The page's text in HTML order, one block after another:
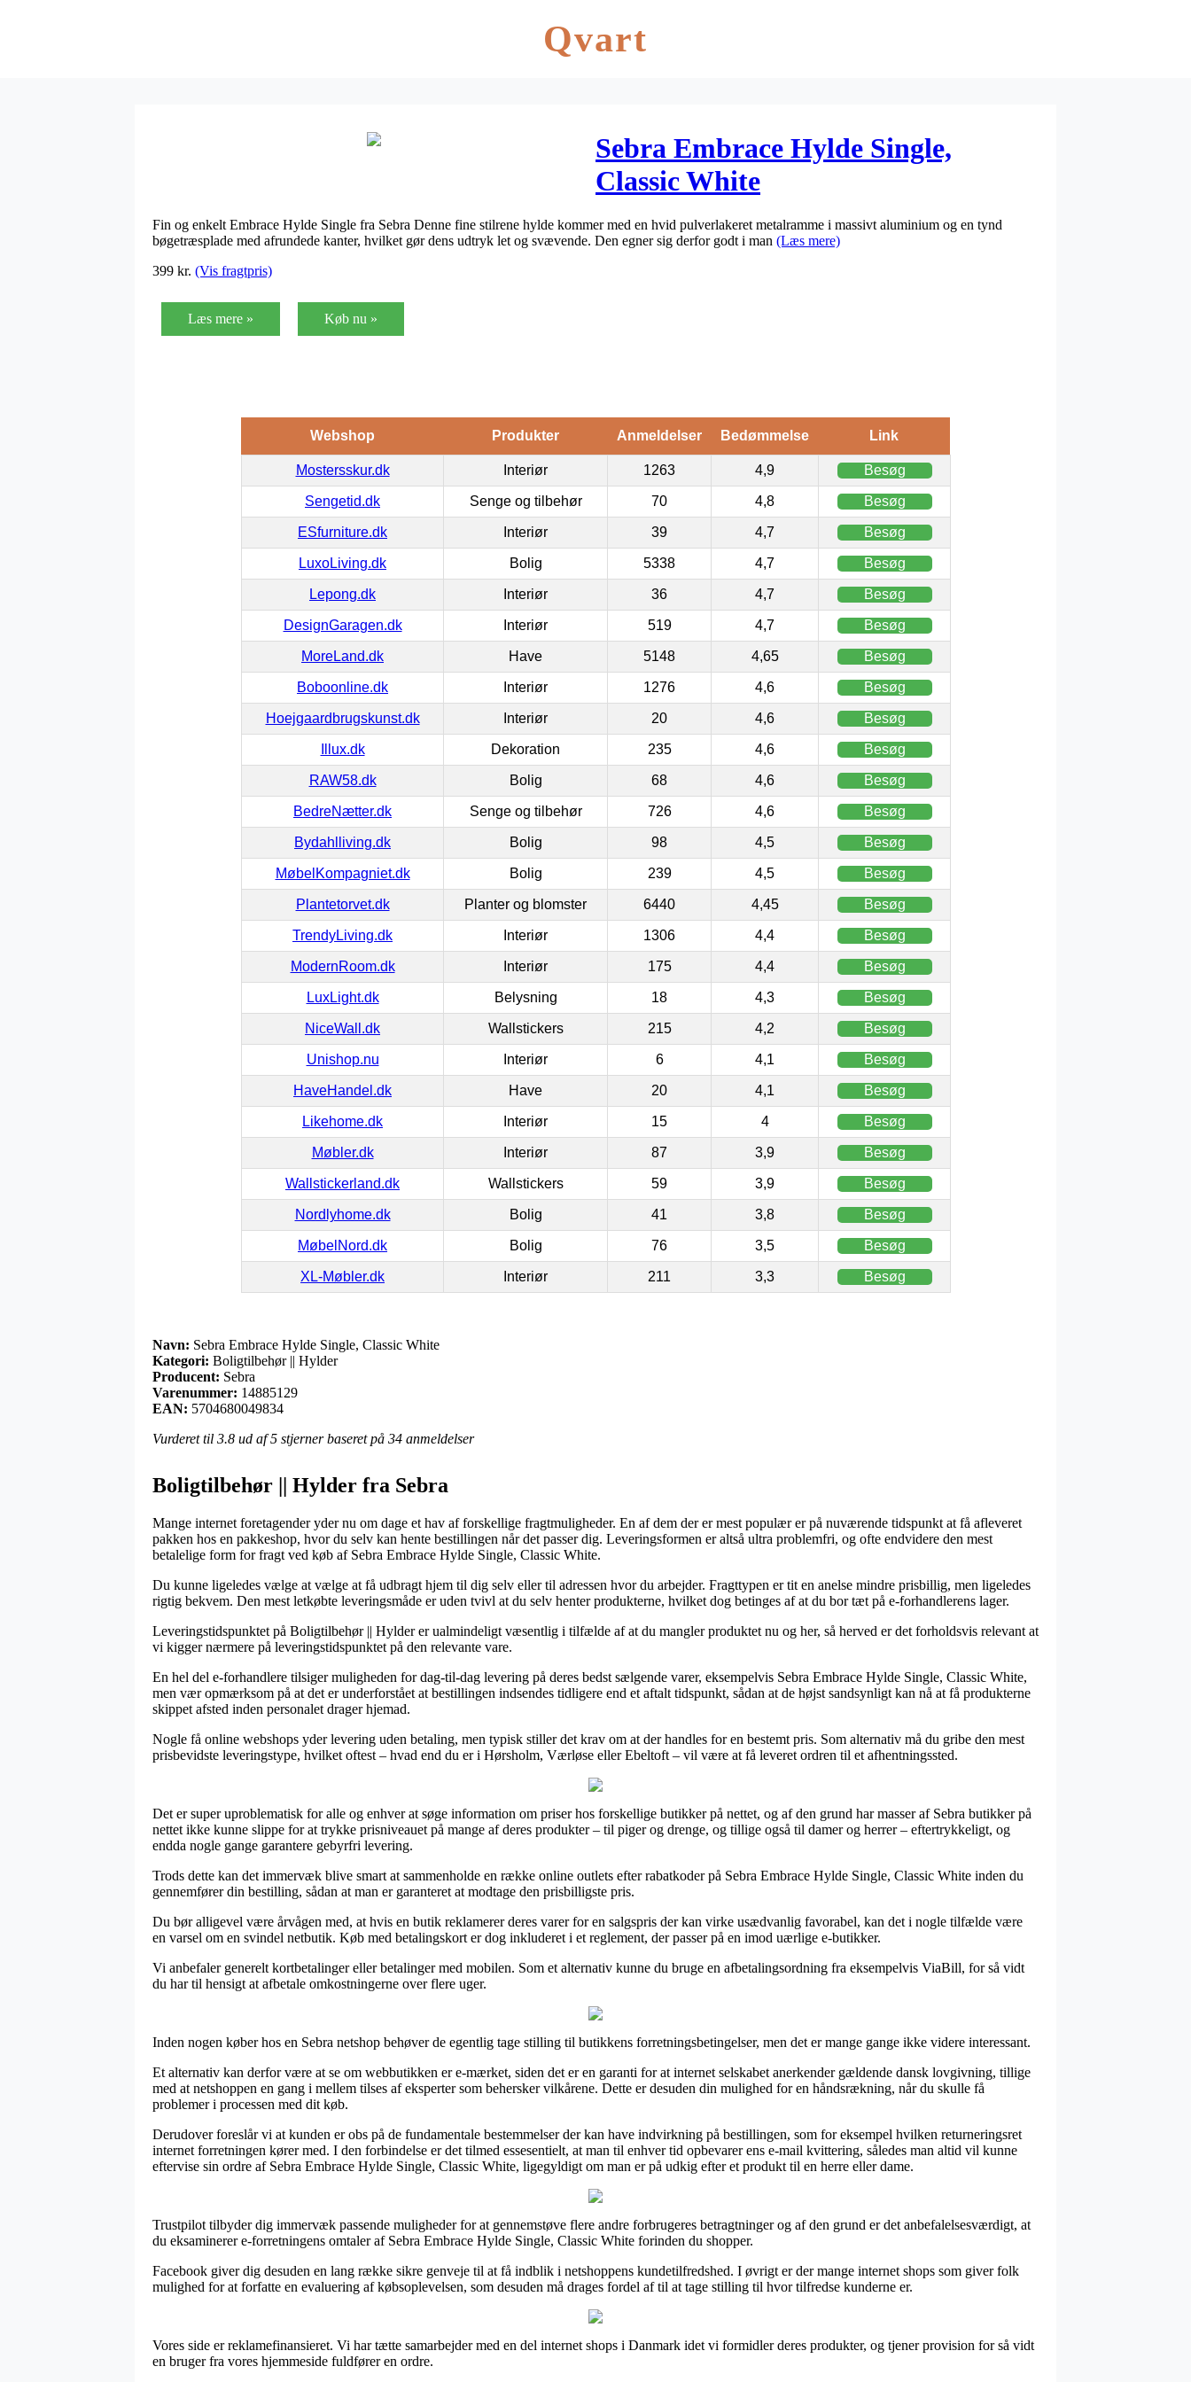
Qvart
Sebra Embrace Hylde Single,
Classic White
Fin og enkelt Embrace Hylde Single fra Sebra Denne fine stilrene hylde kommer med en hvid pulverlakeret metalramme i massivt aluminium og en tynd
bøgetræsplade med afrundede kanter, hvilket gør dens udtryk let og svævende. Den egner sig derfor godt i man (Læs mere)
399 kr. (Vis fragtpris)
Læs mere » Køb nu »
Webshop Produkter Anmeldelser Bedømmelse Link
Mostersskur.dk Interiør 1263 4,9 Besøg
Sengetid.dk Senge og tilbehør 70 4,8 Besøg
ESfurniture.dk Interiør 39 4,7 Besøg
LuxoLiving.dk Bolig 5338 4,7 Besøg
Lepong.dk Interiør 36 4,7 Besøg
DesignGaragen.dk Interiør 519 4,7 Besøg
MoreLand.dk Have 5148 4,65 Besøg
Boboonline.dk Interiør 1276 4,6 Besøg
Hoejgaardbrugskunst.dk Interiør 20 4,6 Besøg
Illux.dk Dekoration 235 4,6 Besøg
RAW58.dk Bolig 68 4,6 Besøg
BedreNætter.dk Senge og tilbehør 726 4,6 Besøg
Bydahlliving.dk Bolig 98 4,5 Besøg
MøbelKompagniet.dk Bolig 239 4,5 Besøg
Plantetorvet.dk Planter og blomster 6440 4,45 Besøg
TrendyLiving.dk Interiør 1306 4,4 Besøg
ModernRoom.dk Interiør 175 4,4 Besøg
LuxLight.dk Belysning 18 4,3 Besøg
NiceWall.dk Wallstickers 215 4,2 Besøg
Unishop.nu Interiør 6 4,1 Besøg
HaveHandel.dk Have 20 4,1 Besøg
Likehome.dk Interiør 15 4 Besøg
Møbler.dk Interiør 87 3,9 Besøg
Wallstickerland.dk Wallstickers 59 3,9 Besøg
Nordlyhome.dk Bolig 41 3,8 Besøg
MøbelNord.dk Bolig 76 3,5 Besøg
XL-Møbler.dk Interiør 211 3,3 Besøg
Navn: Sebra Embrace Hylde Single, Classic White
Kategori: Boligtilbehør || Hylder
Producent: Sebra
Varenummer: 14885129
EAN: 5704680049834
Vurderet til 3.8 ud af 5 stjerner baseret på 34 anmeldelser
Boligtilbehør || Hylder fra Sebra
Mange internet foretagender yder nu om dage et hav af forskellige fragtmuligheder. En af dem der er mest populær er på nuværende tidspunkt at få afleveret
pakken hos en pakkeshop, hvor du selv kan hente bestillingen når det passer dig. Leveringsformen er altså ultra problemfri, og ofte endvidere den mest
betalelige form for fragt ved køb af Sebra Embrace Hylde Single, Classic White.
Du kunne ligeledes vælge at vælge at få udbragt hjem til dig selv eller til adressen hvor du arbejder. Fragttypen er tit en anelse mindre prisbillig, men ligeledes
rigtig bekvem. Den mest letkøbte leveringsmåde er uden tvivl at du selv henter produkterne, hvilket dog betinges af at du bor tæt på e-forhandlerens lager.
Leveringstidspunktet på Boligtilbehør || Hylder er ualmindeligt væsentlig i tilfælde af at du mangler produktet nu og her, så herved er det forholdsvis relevant at
vi kigger nærmere på leveringstidspunktet på den relevante vare.
En hel del e-forhandlere tilsiger muligheden for dag-til-dag levering på deres bedst sælgende varer, eksempelvis Sebra Embrace Hylde Single, Classic White,
men vær opmærksom på at det er underforstået at bestillingen indsendes tidligere end et aftalt tidspunkt, sådan at de højst sandsynligt kan nå at få produkterne
skippet afsted inden personalet drager hjemad.
Nogle få online webshops yder levering uden betaling, men typisk stiller det krav om at der handles for en bestemt pris. Som alternativ må du gribe den mest
prisbevidste leveringstype, hvilket oftest – hvad end du er i Hørsholm, Værløse eller Ebeltoft – vil være at få leveret ordren til et afhentningssted.
Det er super uproblematisk for alle og enhver at søge information om priser hos forskellige butikker på nettet, og af den grund har masser af Sebra butikker på
nettet ikke kunne slippe for at trykke prisniveauet på mange af deres produkter – til piger og drenge, og tillige også til damer og herrer – eftertrykkeligt, og
endda nogle gange garantere gebyrfri levering.
Trods dette kan det immervæk blive smart at sammenholde en række online outlets efter rabatkoder på Sebra Embrace Hylde Single, Classic White inden du
gennemfører din bestilling, sådan at man er garanteret at modtage den prisbilligste pris.
Du bør alligevel være årvågen med, at hvis en butik reklamerer deres varer for en salgspris der kan virke usædvanlig favorabel, kan det i nogle tilfælde være
en varsel om en svindel netbutik. Køb med betalingskort er dog inkluderet i et reglement, der passer på en imod uærlige e-butikker.
Vi anbefaler generelt kortbetalinger eller betalinger med mobilen. Som et alternativ kunne du bruge en afbetalingsordning fra eksempelvis ViaBill, for så vidt
du har til hensigt at afbetale omkostningerne over flere uger.
Inden nogen køber hos en Sebra netshop behøver de egentlig tage stilling til butikkens forretningsbetingelser, men det er mange gange ikke videre interessant.
Et alternativ kan derfor være at se om webbutikken er e-mærket, siden det er en garanti for at internet selskabet anerkender gældende dansk lovgivning, tillige
med at netshoppen en gang i mellem tilses af eksperter som behersker vilkårene. Dette er desuden din mulighed for en håndsrækning, når du skulle få
problemer i processen med dit køb.
Derudover foreslår vi at kunden er obs på de fundamentale bestemmelser der kan have indvirkning på bestillingen, som for eksempel hvilken returneringsret
internet forretningen kører med. I den forbindelse er det tilmed essesentielt, at man til enhver tid opbevarer ens e-mail kvittering, således man altid vil kunne
eftervise sin ordre af Sebra Embrace Hylde Single, Classic White, ligegyldigt om man er på udkig efter et produkt til en herre eller dame.
Trustpilot tilbyder dig immervæk passende muligheder for at gennemstøve flere andre forbrugeres betragtninger og af den grund er det anbefalelsesværdigt, at
du eksaminerer e-forretningens omtaler af Sebra Embrace Hylde Single, Classic White forinden du shopper.
Facebook giver dig desuden en lang række sikre genveje til at få indblik i netshoppens kundetilfredshed. I øvrigt er der mange internet shops som giver folk
mulighed for at forfatte en evaluering af købsoplevelsen, som desuden må drages fordel af til at tage stilling til hvor tilfredse kunderne er.
Vores side er reklamefinansieret. Vi har tætte samarbejder med en del internet shops i Danmark idet vi formidler deres produkter, og tjener provision for så vidt
en bruger fra vores hjemmeside fuldfører en ordre.